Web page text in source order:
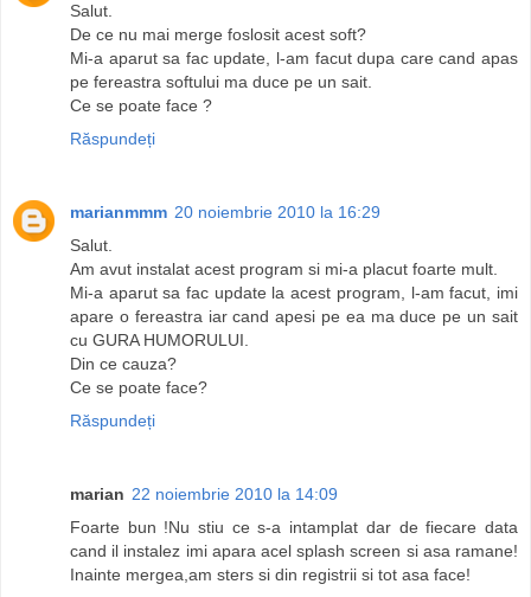
Salut.
De ce nu mai merge foslosit acest soft?
Mi-a aparut sa fac update, l-am facut dupa care cand apas
pe fereastra softului ma duce pe un sait.
Ce se poate face ?
Răspundeți
marianmmm 20 noiembrie 2010 la 16:29
Salut.
Am avut instalat acest program si mi-a placut foarte mult.
Mi-a aparut sa fac update la acest program, l-am facut, imi
apare o fereastra iar cand apesi pe ea ma duce pe un sait
cu GURA HUMORULUI.
Din ce cauza?
Ce se poate face?
Răspundeți
marian 22 noiembrie 2010 la 14:09
Foarte bun !Nu stiu ce s-a intamplat dar de fiecare data
cand il instalez imi apara acel splash screen si asa ramane!
Inainte mergea,am sters si din registrii si tot asa face!